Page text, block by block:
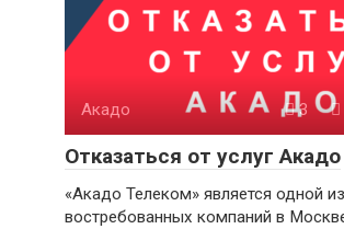
Акадо 3
Отказаться от услуг Акадо
«Акадо Телеком» является одной
востребованных компаний в